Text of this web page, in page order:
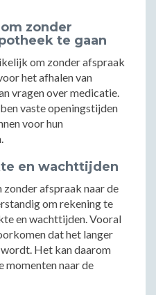
zonder
te gaan
om zonder afspraak
het afhalen van
vragen over medicatie.
vaste openingstijden
voor hun
en wachttijden
afspraak naar de
om rekening te
en wachttijden. Vooral
dat het langer
Het kan daarom
momenten naar de